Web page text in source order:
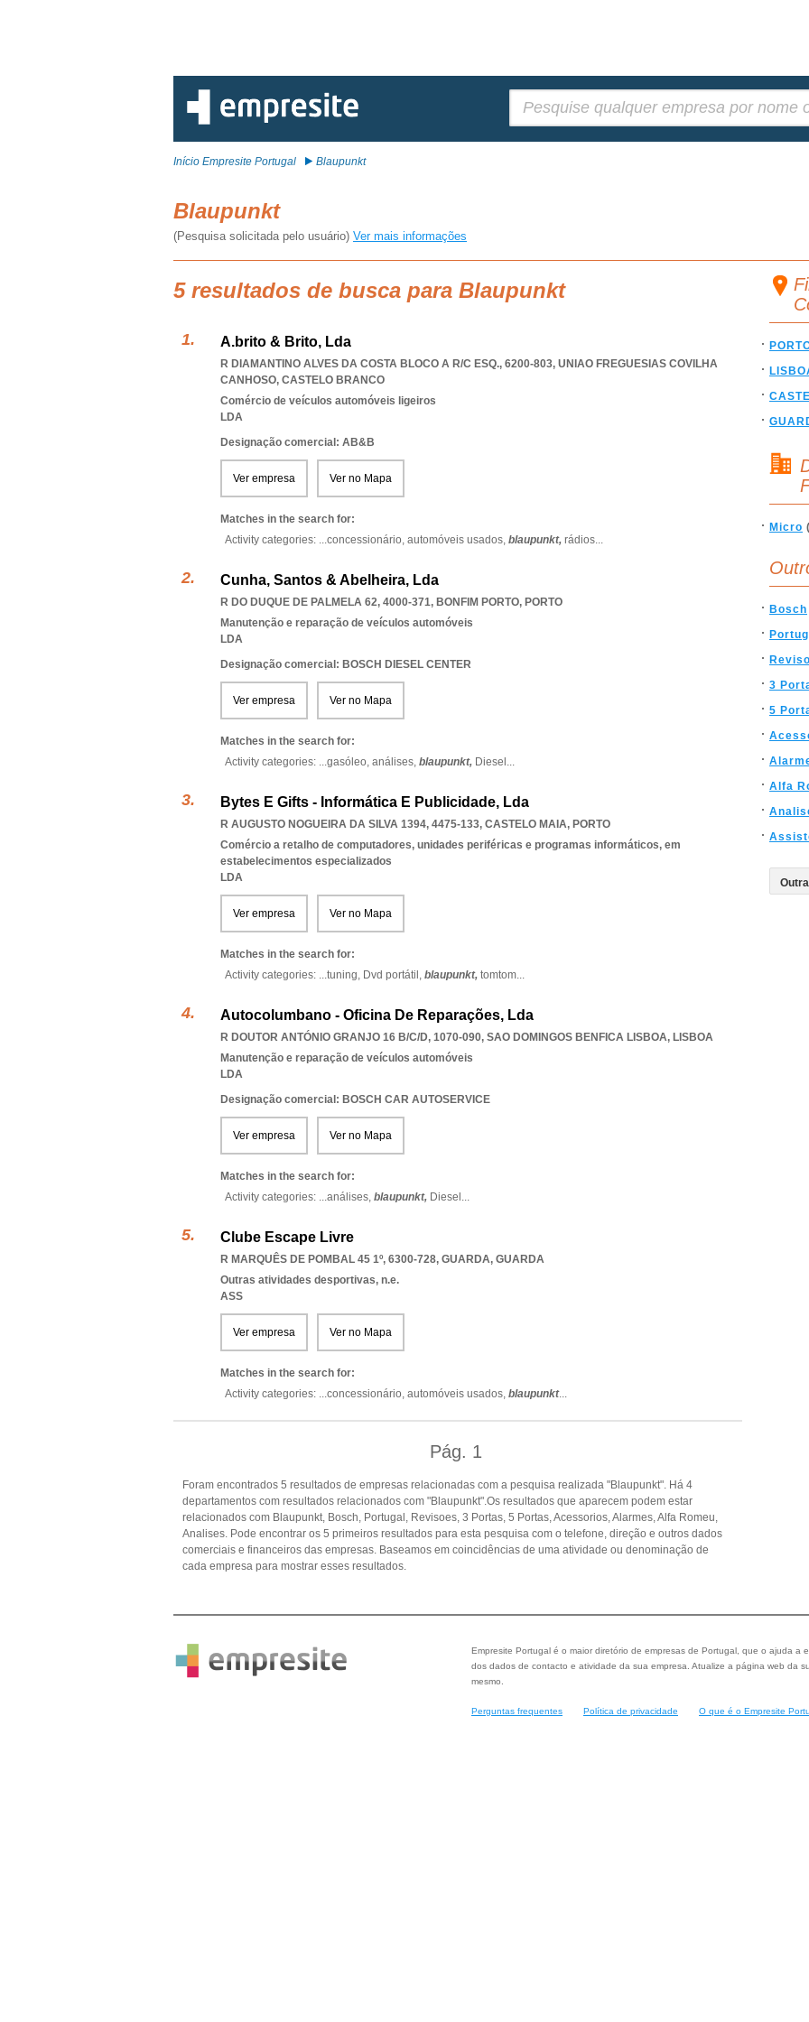
Início Empresite Portugal Blaupunkt
Blaupunkt
(Pesquisa solicitada pelo usuário) Ver mais informações
5 resultados de busca para Blaupunkt
A.brito & Brito, Lda
R DIAMANTINO ALVES DA COSTA BLOCO A R/C ESQ., 6200-803, UNIAO FREGUESIAS COVILHA
CANHOSO, CASTELO BRANCO
Comércio de veículos automóveis ligeiros
LDA
Designação comercial: AB&B
Ver empresa Ver no Mapa
Matches in the search for:
Activity categories: ...concessionário, automóveis usados, blaupunkt, rádios...
Cunha, Santos & Abelheira, Lda
R DO DUQUE DE PALMELA 62, 4000-371, BONFIM PORTO, PORTO
Manutenção e reparação de veículos automóveis
LDA
Designação comercial: BOSCH DIESEL CENTER
Ver empresa Ver no Mapa
Matches in the search for:
Activity categories: ...gasóleo, análises, blaupunkt, Diesel ...
Bytes E Gifts - Informática E Publicidade, Lda
R AUGUSTO NOGUEIRA DA SILVA 1394, 4475-133, CASTELO MAIA, PORTO
Comércio a retalho de computadores, unidades periféricas e programas informáticos, em
estabelecimentos especializados
LDA
Ver empresa Ver no Mapa
Matches in the search for:
Activity categories: ...tuning, Dvd portátil, blaupunkt, tomtom...
Autocolumbano - Oficina De Reparações, Lda
R DOUTOR ANTÓNIO GRANJO 16 B/C/D, 1070-090, SAO DOMINGOS BENFICA LISBOA, LISBOA
Manutenção e reparação de veículos automóveis
LDA
Designação comercial: BOSCH CAR AUTOSERVICE
Ver empresa Ver no Mapa
Matches in the search for:
Activity categories: ...análises, blaupunkt, Diesel ...
Clube Escape Livre
R MARQUÊS DE POMBAL 45 1º, 6300-728, GUARDA, GUARDA
Outras atividades desportivas, n.e.
ASS
Ver empresa Ver no Mapa
Matches in the search for:
Activity categories: ...concessionário, automóveis usados, blaupunkt...
Pág. 1
Foram encontrados 5 resultados de empresas relacionadas com a pesquisa realizada "Blaupunkt". Há 4
departamentos com resultados relacionados com "Blaupunkt".Os resultados que aparecem podem estar
relacionados com Blaupunkt, Bosch, Portugal, Revisoes, 3 Portas, 5 Portas, Acessorios, Alarmes, Alfa Romeu,
Analises. Pode encontrar os 5 primeiros resultados para esta pesquisa com o telefone, direção e outros dados
comerciais e financeiros das empresas. Baseamos em coincidências de uma atividade ou denominação de
cada empresa para mostrar esses resultados.
Micro
Bosch
3
5
Alfa
Empresite Portugal é o maior diretório de empresas de Portugal, que o ajuda a
dos dados de contacto e atividade da sua empresa. Atualize a página web da
mesmo.
Perguntas frequentes Política de privacidade O que é o Empresite